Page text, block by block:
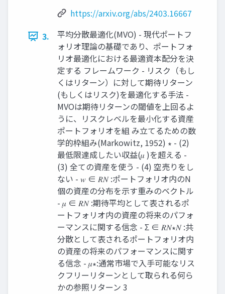
https://arxiv.org/abs/2403.16667
3.
平均分散最適化(MVO) - 現代ポートフ
ォリオ理論の基礎であり、ポートフォ
リオ最適化における最適資本配分を決
定する フレームワーク - リスク（もし
くはリターン）に対して期待リターン
(もしくはリスク)を最適化する手法 -
MVOは期待リターンの閾値を上回るよ
うに、リスクレベルを最小化する資産
ポートフォリオを組 み立てるための数
学的枠組み(Markowitz, 1952) ∗ - (2)
最低限達成したい収益(𝜇 )を超える -
(3) 全ての資産を使う - (4) 空売りをし
ない - 𝑤 ∈ 𝑅𝑁 :ポートフォリオ内のN
個の資産の分布を示す重みのベクトル
- 𝜇 ∈ 𝑅𝑁 :期待平均として表されるポ
ートフォリオ内の資産の将来のパフォ
ーマンスに関する信念 - Σ ∈ 𝑅𝑁∗𝑁 :共
分散として表されるポートフォリオ内
の資産の将来のパフォーマンスに関す
る信念 - 𝜇∗:通常市場で入手可能なリス
クフリーリターンとして取られる何ら
かの参照リターン 3